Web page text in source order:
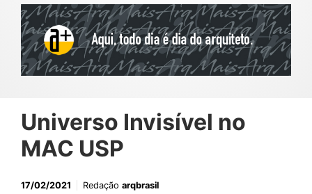
Universo Invisível no
MAC USP
17/02/2021 Redação arqbrasil